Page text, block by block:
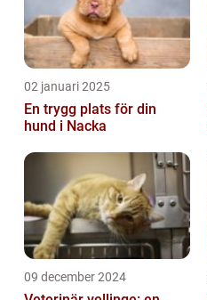
02 januari 2025
En trygg plats för din
hund i Nacka
09 december 2024